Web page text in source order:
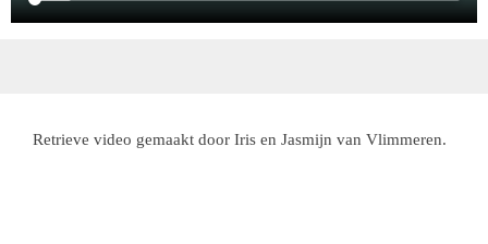
Retrieve video gemaakt door Iris en Jasmijn van Vlimmeren.